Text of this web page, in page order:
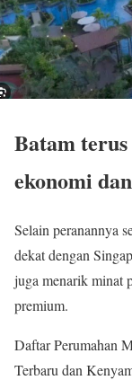
Batam
ekonomi
Selain peranannya
dekat dengan
juga menarik minat
premium.
Daftar Perumahan
Terbaru dan